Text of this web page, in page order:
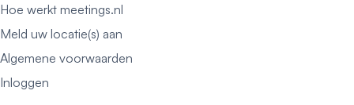
Hoe werkt meetings.nl
Meld uw locatie(s) aan
Algemene voorwaarden
Inloggen